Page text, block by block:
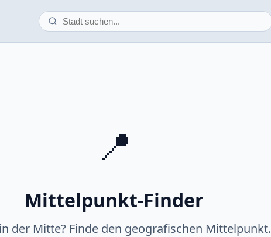
📍
Mittelpunkt-Finder
der Mitte? Finde den geografischen Mittelpunkt.